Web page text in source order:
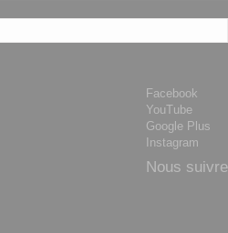
Facebook
YouTube
Google Plus
Instagram
Nous suivre